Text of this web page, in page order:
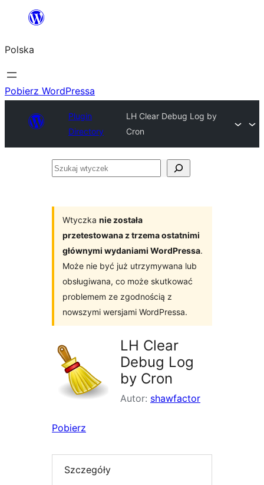
Przejdź
treści
Polska
Pobierz WordPressa
Plugin
Directory
LH Clear Debug Log by
Cron
Szukaj
Wtyczka nie została
przetestowana z trzema ostatnimi
głównymi wydaniami WordPressa.
Może nie być już utrzymywana lub
obsługiwana, co może skutkować
problemem ze zgodnością z
nowszymi wersjami WordPressa.
LH Clear
Debug Log
by Cron
Autor: shawfactor
Pobierz
Szczegóły